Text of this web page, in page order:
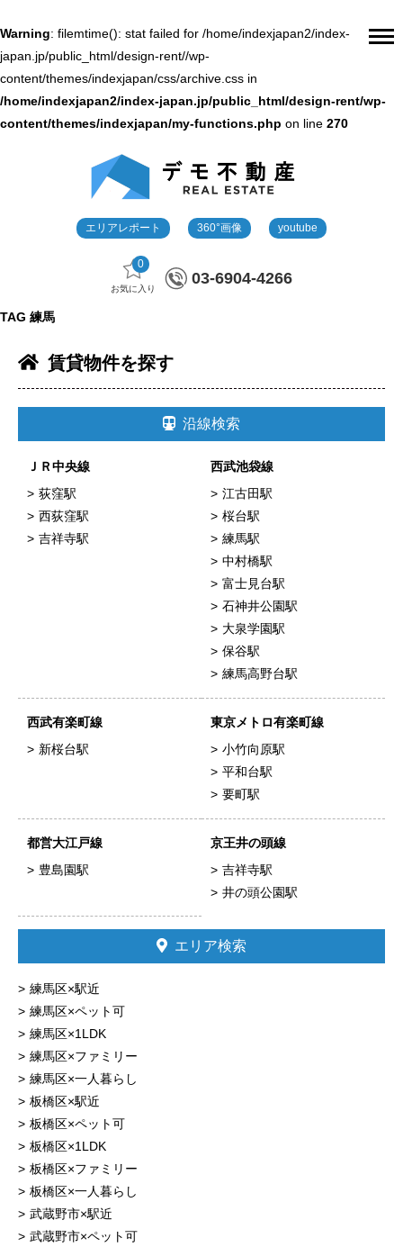
Warning: filemtime(): stat failed for /home/indexjapan2/index-
japan.jp/public_html/design-rent//wp-
content/themes/indexjapan/css/archive.css in
/home/indexjapan2/index-japan.jp/public_html/design-rent/wp-
content/themes/indexjapan/my-functions.php on line 270
エリアレポート 360°画像 youtube
0
お気に入り
03-6904-4266
TAG 練馬
賃貸物件を探す
沿線検索
ＪＲ中央線
荻窪駅
西荻窪駅
吉祥寺駅
西武池袋線
江古田駅
桜台駅
練馬駅
中村橋駅
富士見台駅
石神井公園駅
大泉学園駅
保谷駅
練馬高野台駅
西武有楽町線
新桜台駅
東京メトロ有楽町線
小竹向原駅
平和台駅
要町駅
都営大江戸線
豊島園駅
京王井の頭線
吉祥寺駅
井の頭公園駅
エリア検索
練馬区×駅近
練馬区×ペット可
練馬区×1LDK
練馬区×ファミリー
練馬区×一人暮らし
板橋区×駅近
板橋区×ペット可
板橋区×1LDK
板橋区×ファミリー
板橋区×一人暮らし
武蔵野市×駅近
武蔵野市×ペット可